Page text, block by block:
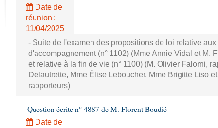
Rapports législatifs
Rapports sur l'application des lois
Baromètre de l’application des lois
Dossiers législatifs
Budget et sécurité sociale
Questions écrites et orales
Date de
réunion :
11/04/2025
- Suite de l'examen des propositions de loi relative
d'accompagnement (n° 1102) (Mme Annie Vidal et M.
et relative à la fin de vie (n° 1100) (M. Olivier Falorni,
Delautrette, Mme Élise Leboucher, Mme Brigitte Liso
rapporteurs)
Question écrite n° 4887 de M. Florent Boudié
Date de